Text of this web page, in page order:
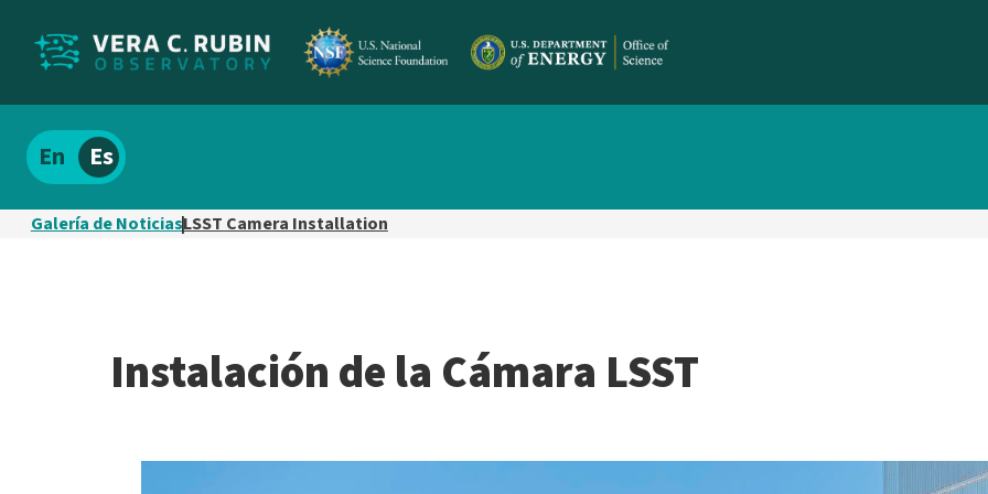
Localizar
el
contenido
Español
Galería de NoticiasLSST Camera Installation
Instalación de la Cámara LSST